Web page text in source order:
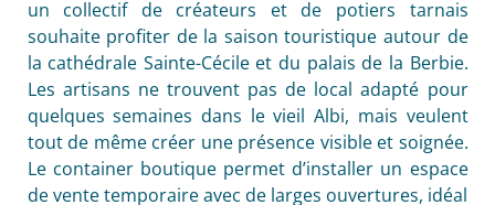
un collectif de créateurs et de potiers tarnais
souhaite profiter de la saison touristique autour de
la cathédrale Sainte-Cécile et du palais de la Berbie.
Les artisans ne trouvent pas de local adapté pour
quelques semaines dans le vieil Albi, mais veulent
tout de même créer une présence visible et soignée.
Le container boutique permet d’installer un espace
de vente temporaire avec de larges ouvertures, idéal